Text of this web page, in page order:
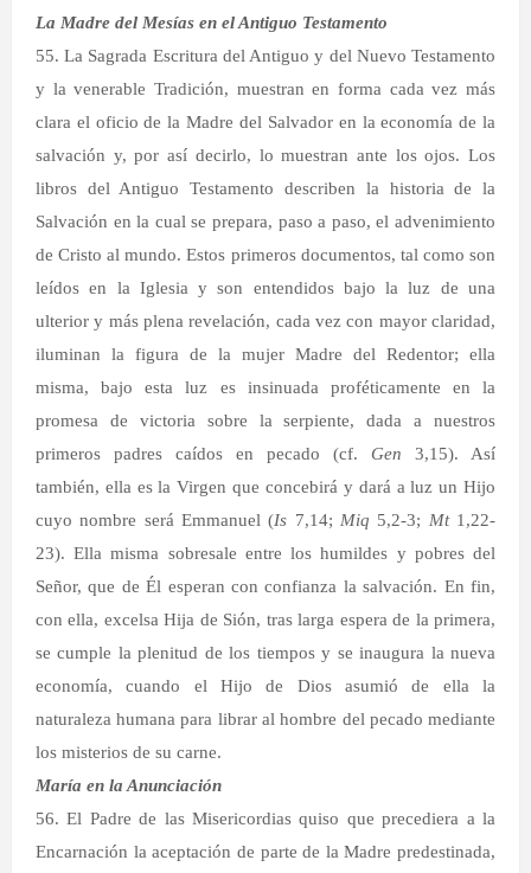
La Madre del Mesías en el Antiguo Testamento
55. La Sagrada Escritura del Antiguo y del Nuevo Testamento
y la venerable Tradición, muestran en forma cada vez más
clara el oficio de la Madre del Salvador en la economía de la
salvación y, por así decirlo, lo muestran ante los ojos. Los
libros del Antiguo Testamento describen la historia de la
Salvación en la cual se prepara, paso a paso, el advenimiento
de Cristo al mundo. Estos primeros documentos, tal como son
leídos en la Iglesia y son entendidos bajo la luz de una
ulterior y más plena revelación, cada vez con mayor claridad,
iluminan la figura de la mujer Madre del Redentor; ella
misma, bajo esta luz es insinuada proféticamente en la
promesa de victoria sobre la serpiente, dada a nuestros
primeros padres caídos en pecado (cf. Gen 3,15). Así
también, ella es la Virgen que concebirá y dará a luz un Hijo
cuyo nombre será Emmanuel (Is 7,14; Miq 5,2-3; Mt1,22-
23). Ella misma sobresale entre los humildes y pobres del
Señor, que de Él esperan con confianza la salvación. En fin,
con ella, excelsa Hija de Sión, tras larga espera de la primera,
se cumple la plenitud de los tiempos y se inaugura la nueva
economía, cuando el Hijo de Dios asumió de ella la
naturaleza humana para librar al hombre del pecado mediante
los misterios de su carne.
María en la Anunciación
56. El Padre de las Misericordias quiso que precediera a la
Encarnación la aceptación de parte de la Madre predestinada,